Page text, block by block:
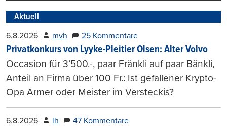
Aktuell
6.8.2026 mvh 25 Kommentare
Privatkonkurs von Lyyke-Pleitier Olsen: Alter Volvo
Occasion für 3’500.-, paar Fränkli auf paar Bänkli,
Anteil an Firma über 100 Fr.: Ist gefallener Krypto-
Opa Armer oder Meister im Versteckis?
6.8.2026 lh 47 Kommentare